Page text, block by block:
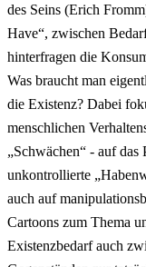
des Seins (Erich
Have“, zwischen
hinterfragen die
Was braucht man
die Existenz? Dabei
menschlichen
„Schwächen“ - auf
unkontrollierte
auch auf
Cartoons zum Thema
Existenzbedarf auch